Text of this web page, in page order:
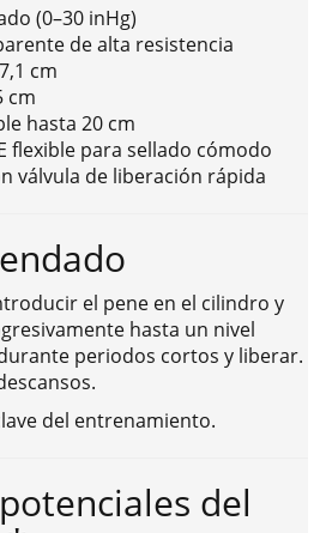
(0–30 inHg)
de alta resistencia
cm
cm
hasta 20 cm
flexible para sellado cómodo
válvula de liberación rápida
el pene en el cilindro y
hasta un nivel
periodos cortos y liberar.
del entrenamiento.
del